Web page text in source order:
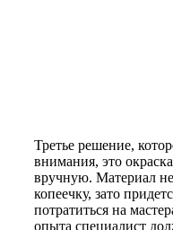
Третье решение,
внимания, это
вручную. Материал не
копеечку, зато
потратиться на
опыта специалист